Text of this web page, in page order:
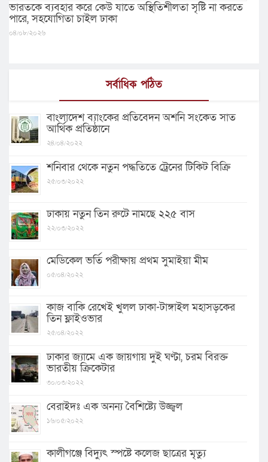
ভারতকে ব্যবহার করে কেউ যাতে অস্থিতিশীলতা সৃষ্টি না করতে
পারে, সহযোগিতা চাইল ঢাকা
০৪/০৮/২০২৬
সর্বাধিক পঠিত
বাংলাদেশ ব্যাংকের প্রতিবেদন অশনি সংকেত সাত
আর্থিক প্রতিষ্ঠানে
২৪/০৪/২০২২
শনিবার থেকে নতুন পদ্ধতিতে ট্রেনের টিকিট বিক্রি
২৫/০৩/২০২২
ঢাকায় নতুন তিন রুটে নামছে ২২৫ বাস
২২/০৩/২০২২
মেডিকেল ভর্তি পরীক্ষায় প্রথম সুমাইয়া মীম
০৫/০৪/২০২২
কাজ বাকি রেখেই খুলল ঢাকা-টাঙ্গাইল মহাসড়কের
তিন ফ্লাইওভার
২৫/০৪/২০২২
ঢাকার জ্যামে এক জায়গায় দুই ঘণ্টা, চরম বিরক্ত
ভারতীয় ক্রিকেটার
৩০/০৩/২০২২
বেরাইদঃ এক অনন্য বৈশিষ্ট্যে উজ্জ্বল
১৬/০৫/২০২২
কালীগঞ্জে বিদ্যুৎ স্পষ্টে কলেজ ছাত্রের মৃত্যু